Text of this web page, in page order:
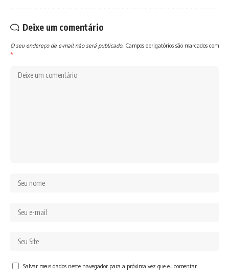
Deixe um comentário
O seu endereço de e-mail não será publicado. Campos obrigatórios são marcados com
*
Salvar meus dados neste navegador para a próxima vez que eu comentar.